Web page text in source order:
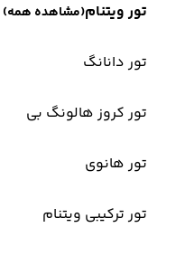
تور ویتنام(مشاهده همه)
تور دانانگ
تور کروز هالونگ بی
تور هانوی
تور ترکیبی ویتنام